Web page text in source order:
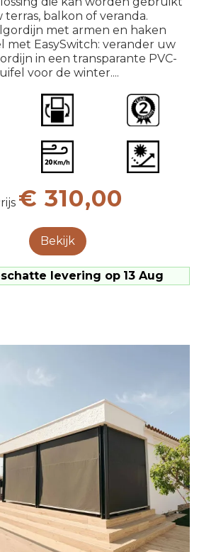
geen toestemming!
terras, balkon of veranda.
met armen en haken
met EasySwitch: verander uw
in een transparante PVC-
luifel voor de winter....
€ 310,00
Bekijk
levering op 13 Aug